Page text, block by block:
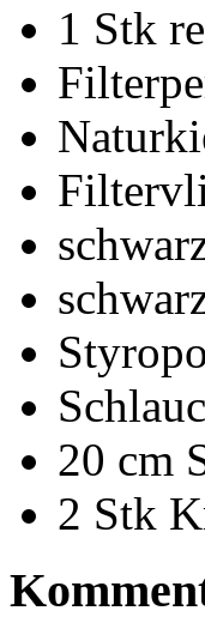
1 Stk
20 cm
2 Stk